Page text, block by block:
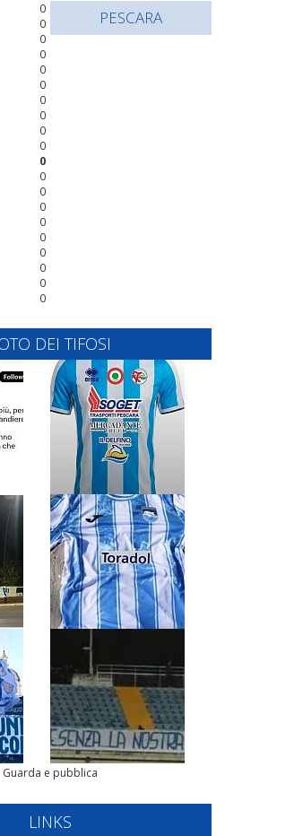
0
0
0
0
0
0
0
0
0
0
0
0
0
0
0
0
0
0
0
0
PESCARA
DEI TIFOSI
Guarda e pubblica
LINKS